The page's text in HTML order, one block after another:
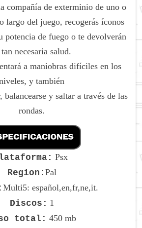
compañía de exterminio de uno o
largo del juego, recogerás íconos
potencia de fuego o te devolverán
necesaria salud.
a maniobras difíciles en los
y también
balancearse y saltar a través de las
rondas.
Psx
Region: Pal
Multi5: español,en,fr,ne,it.
Discos: 1
total: 450 mb